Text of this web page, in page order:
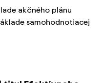
akčného plánu
samohodnotiacej